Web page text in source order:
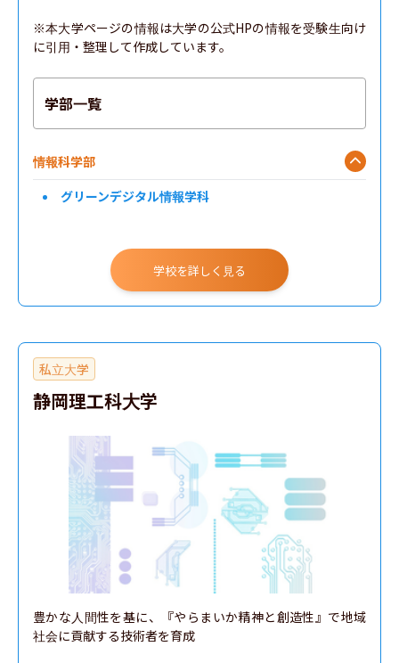
※本大学ページの情報は大学の公式HPの情報を受験生向け
に引用・整理して作成しています。
学部一覧
情報科学部
グリーンデジタル情報学科
学校を詳しく見る
私立大学
静岡理工科大学
豊かな人間性を基に、『やらまいか精神と創造性』で地域
社会に貢献する技術者を育成